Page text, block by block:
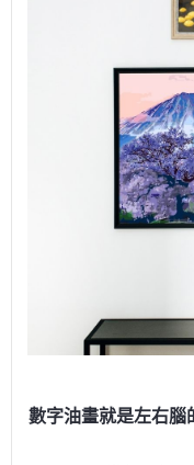
數字油畫就是左右腦